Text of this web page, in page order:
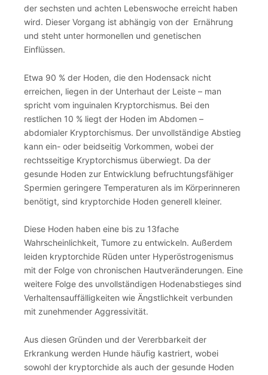
der sechsten und achten Lebenswoche erreicht haben
wird. Dieser Vorgang ist abhängig von der Ernährung
und steht unter hormonellen und genetischen
Einflüssen.
Etwa 90 % der Hoden, die den Hodensack nicht
erreichen, liegen in der Unterhaut der Leiste – man
spricht vom inguinalen Kryptorchismus. Bei den
restlichen 10 % liegt der Hoden im Abdomen –
abdomialer Kryptorchismus. Der unvollständige Abstieg
kann ein- oder beidseitig Vorkommen, wobei der
rechtsseitige Kryptorchismus überwiegt. Da der
gesunde Hoden zur Entwicklung befruchtungsfähiger
Spermien geringere Temperaturen als im Körperinneren
benötigt, sind kryptorchide Hoden generell kleiner.
Diese Hoden haben eine bis zu 13fache
Wahrscheinlichkeit, Tumore zu entwickeln. Außerdem
leiden kryptorchide Rüden unter Hyperöstrogenismus
mit der Folge von chronischen Hautveränderungen. Eine
weitere Folge des unvollständigen Hodenabstieges sind
Verhaltensauffälligkeiten wie Ängstlichkeit verbunden
mit zunehmender Aggressivität.
Aus diesen Gründen und der Vererbbarkeit der
Erkrankung werden Hunde häufig kastriert, wobei
sowohl der kryptorchide als auch der gesunde Hoden